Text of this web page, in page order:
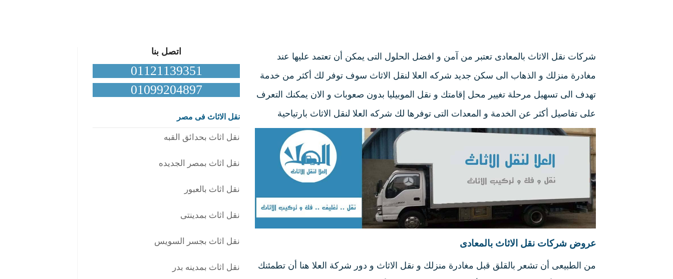
شركات نقل الاثاث بالمعادى تعتبر من آمن و افضل الحلول التى يمكن أن تعتمد عليها عند
مغادرة منزلك و الذهاب الى سكن جديد شركه العلا لنقل الاثاث سوف توفر لك أكثر من خدمة
تهدف الى تسهيل مرحلة تغيير محل إقامتك و نقل الموبيليا بدون صعوبات و الان يمكنك التعرف
على تفاصيل أكثر عن الخدمة و المعدات التى توفرها لك شركه العلا لنقل الاثاث بارتياحية
عروض شركات نقل الاثاث بالمعادى
من الطبيعى أن تشعر بالقلق قبل مغادرة منزلك و نقل الاثاث و دور شركة العلا هنا أن تطمئنك
اتصل بنا
01121139351
01099204897
نقل الاثاث فى مصر
نقل اثاث بحدائق القبه
نقل اثاث بمصر الجديده
نقل اثاث بالعبور
نقل اثاث بمدينتى
نقل اثاث بجسر السويس
نقل اثاث بمدينه بدر